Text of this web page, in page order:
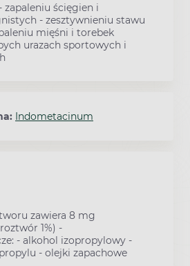
zapaleniu ścięgien i
- zesztywnieniu stawu
mięśni i torebek
urazach sportowych i
Indometacinum
zawiera 8 mg
1%) -
- alkohol izopropylowy -
- olejki zapachowe